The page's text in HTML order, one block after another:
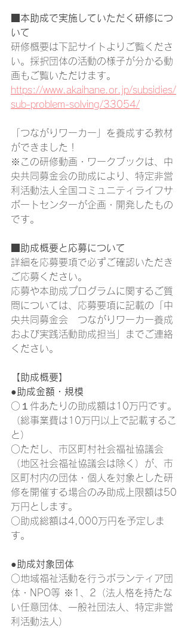
■本助成で実施していただく研修につ
いて
研修概要は下記サイトよりご覧くださ
い。採択団体の活動の様子が分かる動
画もご覧いただけます。
https://www.akaihane.or.jp/subsidies/
sub-problem-solving/33054/
「つながりワーカー」を養成する教材
ができました！
※この研修動画・ワークブックは、中
央共同募金会の助成により、特定非営
利活動法人全国コミュニティライフサ
ポートセンターが企画・開発したもの
です。
■助成概要と応募について
詳細を応募要項で必ずご確認いただき
ご応募ください。
応募や本助成プログラムに関するご質
問については、応募要項に記載の「中
央共同募金会　つながりワーカー養成
および実践活動助成担当」までご連絡
ください。
【助成概要】
●助成金額・規模
○１件あたりの助成額は10万円です。
（総事業費は10万円以上で記載するこ
と）
○ただし、市区町村社会福祉協議会
（地区社会福祉協議会は除く）が、市
区町村内の団体・個人を対象とした研
修を開催する場合のみ助成上限額は50
万円とします。
○助成総額は4,000万円を予定しま
す。
●助成対象団体
○地域福祉活動を行うボランティア団
体・NPO等 ※1、2（法人格を持たな
い任意団体、一般社団法人、特定非営
利活動法人）